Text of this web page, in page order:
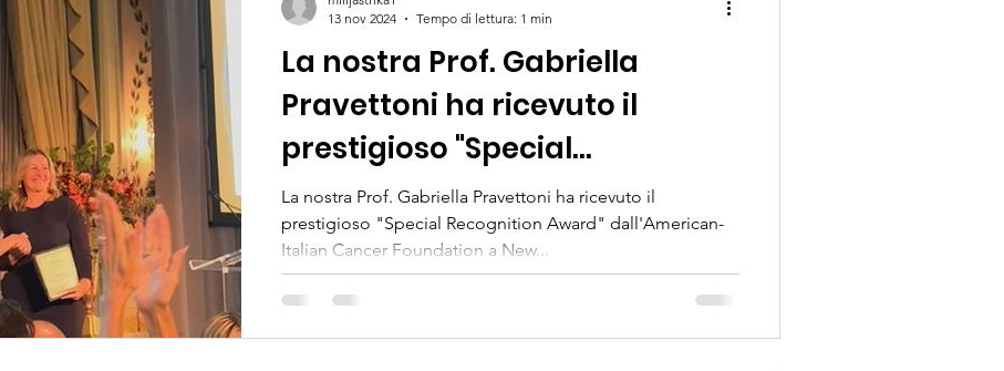
La nostra Prof. Gabriella
Pravettoni ha ricevuto il
prestigioso "Special
Recognition Award"
dall'American-Italian Cancer
Foundation a New York
La nostra Prof. Gabriella Pravettoni ha ricevuto il
prestigioso "Special Recognition Award" dall'American-
Italian Cancer Foundation a New...
13 nov 2024
Tempo di lettura: 1 min